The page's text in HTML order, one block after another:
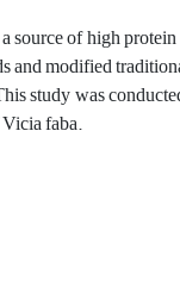
of high
and modified
study was
Vicia faba.